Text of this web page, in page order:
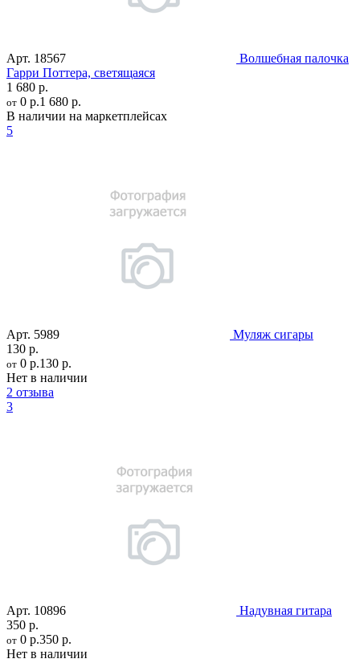
Арт. 18567
Волшебная палочка
Гарри Поттера, светящаяся
1 680 р.
от 0 р.1 680 р.
В наличии на маркетплейсах
5
Арт. 5989
Муляж сигары
130 р.
от 0 р.130 р.
Нет в наличии
2 отзыва
3
Арт. 10896
Надувная гитара
350 р.
от 0 р.350 р.
Нет в наличии